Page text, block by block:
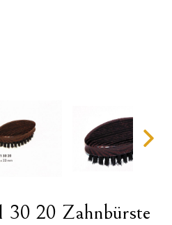
30 20 Zahnbürste